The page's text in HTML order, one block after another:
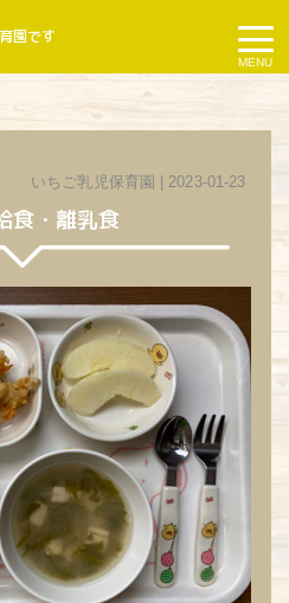
園です
MENU
いちご乳児保育園 | 2023-01-23
食・離乳食